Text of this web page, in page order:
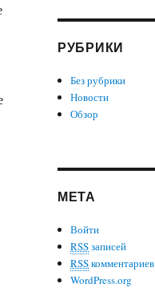
РУБРИКИ
Без рубрики
Новости
Обзор
МЕТА
Войти
RSSзаписей
RSSкомментариев
WordPress.org